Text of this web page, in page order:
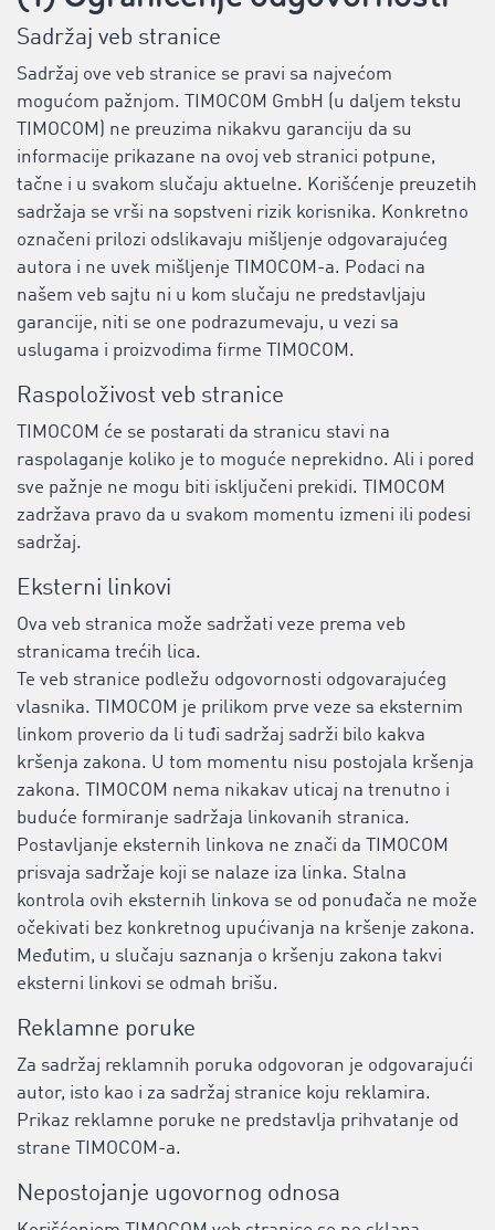
Sadržaj veb stranice
Sadržaj ove veb stranice se pravi sa najvećom
mogućom pažnjom. TIMOCOM GmbH (u daljem tekstu
TIMOCOM) ne preuzima nikakvu garanciju da su
informacije prikazane na ovoj veb stranici potpune,
tačne i u svakom slučaju aktuelne. Korišćenje preuzetih
sadržaja se vrši na sopstveni rizik korisnika. Konkretno
označeni prilozi odslikavaju mišljenje odgovarajućeg
autora i ne uvek mišljenje TIMOCOM-a. Podaci na
našem veb sajtu ni u kom slučaju ne predstavljaju
garancije, niti se one podrazumevaju, u vezi sa
uslugama i proizvodima firme TIMOCOM.
Raspoloživost veb stranice
TIMOCOM će se postarati da stranicu stavi na
raspolaganje koliko je to moguće neprekidno. Ali i pored
sve pažnje ne mogu biti isključeni prekidi. TIMOCOM
zadržava pravo da u svakom momentu izmeni ili podesi
sadržaj.
Eksterni linkovi
Ova veb stranica može sadržati veze prema veb
stranicama trećih lica.
Te veb stranice podležu odgovornosti odgovarajućeg
vlasnika. TIMOCOM je prilikom prve veze sa eksternim
linkom proverio da li tuđi sadržaj sadrži bilo kakva
kršenja zakona. U tom momentu nisu postojala kršenja
zakona. TIMOCOM nema nikakav uticaj na trenutno i
buduće formiranje sadržaja linkovanih stranica.
Postavljanje eksternih linkova ne znači da TIMOCOM
prisvaja sadržaje koji se nalaze iza linka. Stalna
kontrola ovih eksternih linkova se od ponuđača ne može
očekivati bez konkretnog upućivanja na kršenje zakona.
Međutim, u slučaju saznanja o kršenju zakona takvi
eksterni linkovi se odmah brišu.
Reklamne poruke
Za sadržaj reklamnih poruka odgovoran je odgovarajući
autor, isto kao i za sadržaj stranice koju reklamira.
Prikaz reklamne poruke ne predstavlja prihvatanje od
strane TIMOCOM-a.
Nepostojanje ugovornog odnosa